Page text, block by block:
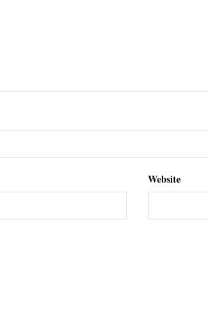
Website